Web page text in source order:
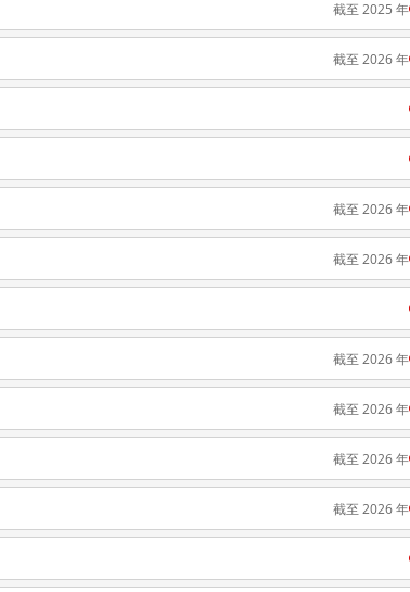
截至 2025 年
截至 2026 年
截至 2026 年
截至 2026 年
截至 2026 年
截至 2026 年
截至 2026 年
截至 2026 年